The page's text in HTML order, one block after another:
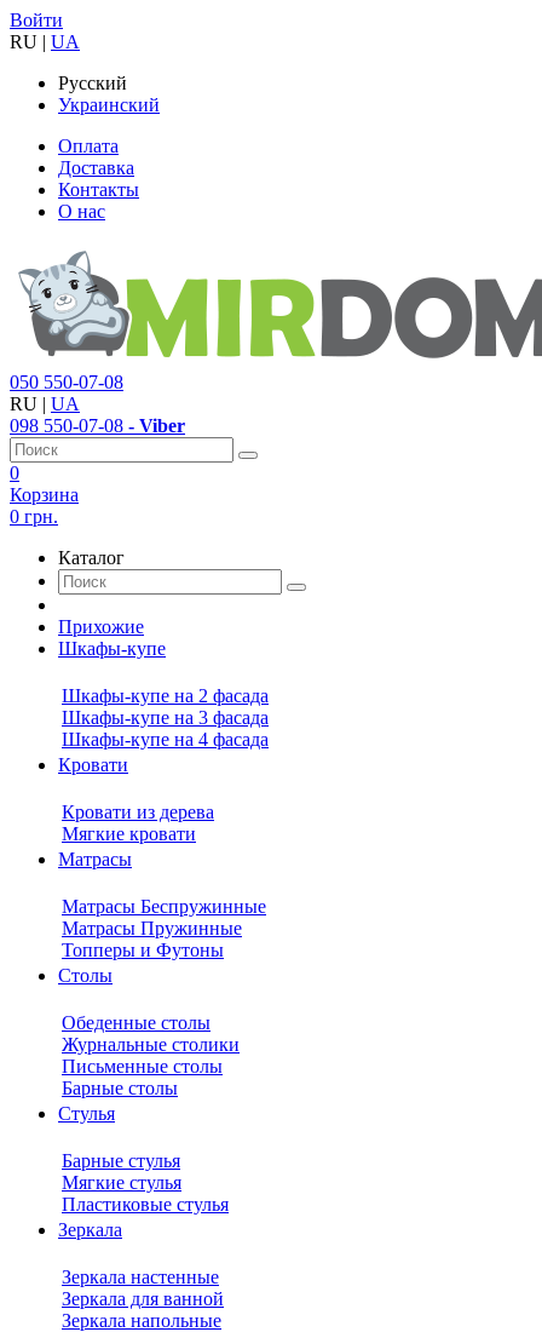
Войти
RU | UA
Русский
Украинский
Оплата
Доставка
Контакты
О нас
050 550-07-08
RU | UA
098 550-07-08 - Viber
0
Корзина
0 грн.
Каталог
Прихожие
Шкафы-купе
Шкафы-купе на 2 фасада
Шкафы-купе на 3 фасада
Шкафы-купе на 4 фасада
Кровати
Кровати из дерева
Мягкие кровати
Матрасы
Матрасы Беспружинные
Матрасы Пружинные
Топперы и Футоны
Столы
Обеденные столы
Журнальные столики
Письменные столы
Барные столы
Стулья
Барные стулья
Мягкие стулья
Пластиковые стулья
Зеркала
Зеркала настенные
Зеркала для ванной
Зеркала напольные